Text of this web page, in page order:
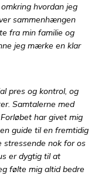
hvordan jeg
sammenhængen
fra min familie og
jeg mærke en klar
pres og kontrol, og
Samtalerne med
har givet mig
guide til en fremtidig
stressende nok for os
er dygtig til at
følte mig altid bedre